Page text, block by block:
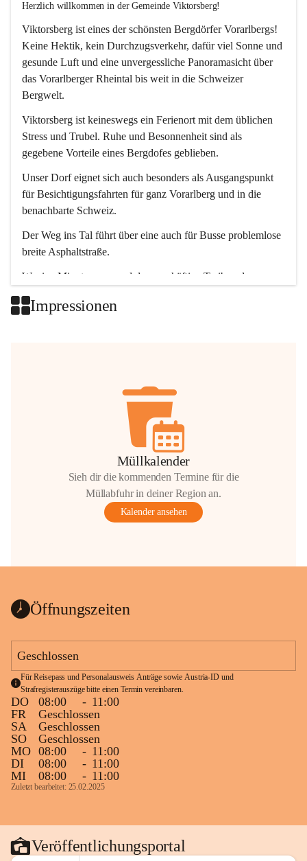
Herzlich willkommen in der Gemeinde Viktorsberg!
Viktorsberg ist eines der schönsten Bergdörfer Vorarlbergs!
Keine Hektik, kein Durchzugsverkehr, dafür viel Sonne und
gesunde Luft und eine unvergessliche Panoramasicht über
das Vorarlberger Rheintal bis weit in die Schweizer
Bergwelt.
Viktorsberg ist keineswegs ein Ferienort mit dem üblichen
Stress und Trubel. Ruhe und Besonnenheit sind als
gegebene Vorteile eines Bergdofes geblieben.
Unser Dorf eignet sich auch besonders als Ausgangspunkt
für Besichtigungsfahrten für ganz Vorarlberg und in die
benachbarte Schweiz.
Der Weg ins Tal führt über eine auch für Busse problemlose
breite Asphaltstraße.
Wenige Minuten nur, und das geschäftige Treiben der
Impressionen
Müllkalender
Sieh dir die kommenden Termine für die
Müllabfuhr in deiner Region an.
Kalender ansehen
Öffnungszeiten
Geschlossen
Für Reisepass und Personalausweis Anträge sowie Austria-ID und
Strafregisterauszüge bitte einen Termin vereinbaren.
DO 08:00 - 11:00
FR
Geschlossen
SA
Geschlossen
SO
Geschlossen
MO 08:00 - 11:00
DI
08:00 - 11:00
MI
08:00 - 11:00
Zuletzt bearbeitet: 25.02.2025
Veröffentlichungsportal